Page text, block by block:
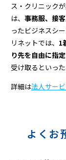
ス・クリニック
は、 事務服、接
ったビジネスシ
リネットでは、 1
り先を自由に指定
受け取るといっ
詳細は法人サー
よくお